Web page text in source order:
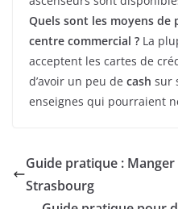
Quels sont les moyens de
centre commercial ? La
acceptent les cartes de
d’avoir un peu de cash sur
enseignes qui pourraient
Guide pratique :
Strasbourg